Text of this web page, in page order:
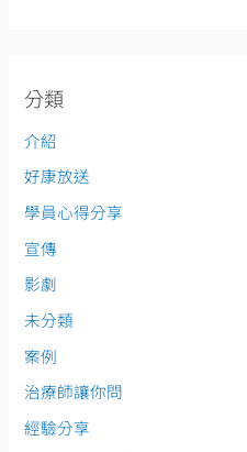
分類
介紹
好康放送
學員心得分享
宣傳
影劇
未分類
案例
治療師讓你問
經驗分享